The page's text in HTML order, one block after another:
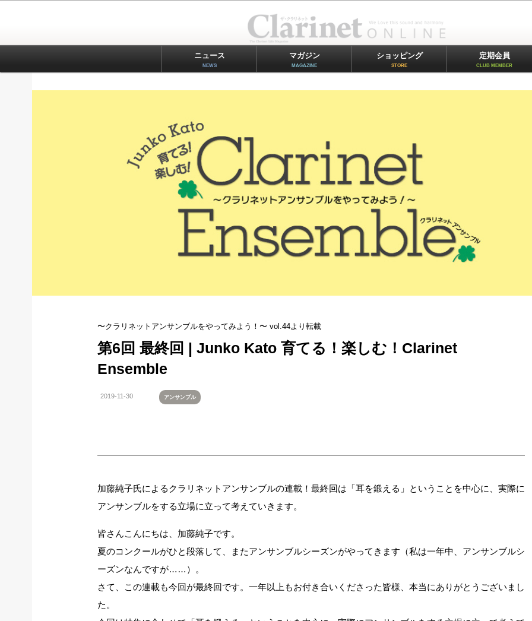
ニュース
NEWS
マガジン
MAGAZINE
ショッピング
STORE
定期会員
CLUB MEMBER
〜クラリネットアンサンブルをやってみよう！〜 vol.44より転載
第6回 最終回 | Junko Kato 育てる！楽しむ！Clarinet
Ensemble
2019-11-30 アンサンブル
加藤純子氏によるクラリネットアンサンブルの連載！最終回は「耳を鍛える」ということを中心に、実際に
アンサンブルをする立場に立って考えていきます。
皆さんこんにちは、加藤純子です。
夏のコンクールがひと段落して、またアンサンブルシーズンがやってきます（私は一年中、アンサンブルシ
ーズンなんですが……）。
さて、この連載も今回が最終回です。一年以上もお付き合いくださった皆様、本当にありがとうございまし
た。